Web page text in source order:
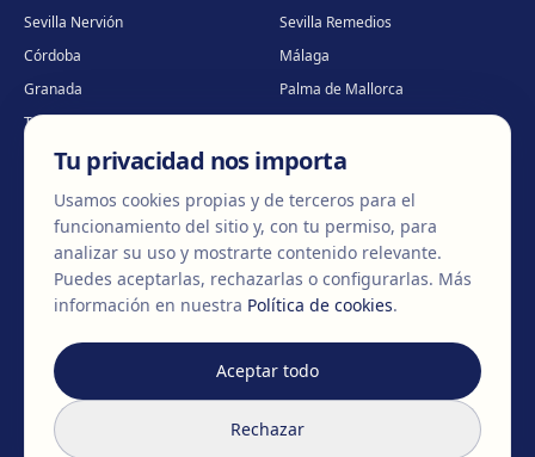
Sevilla Nervión
Sevilla Remedios
Córdoba
Málaga
Granada
Palma de Mallorca
Tenerife
Portugal · Famalicão
Portugal · Guimarães
Clínica virtual
2026 Clínica EGOS — Cirugía plástica, estética y reparadora
Aviso LegalPolítica de cookiesPolítica de Privacidad
Tu privacidad nos importa
Usamos cookies propias y de terceros para el
funcionamiento del sitio y, con tu permiso, para
analizar su uso y mostrarte contenido relevante.
Puedes aceptarlas, rechazarlas o configurarlas. Más
información en nuestra Política de cookies.
Aceptar todo
Rechazar